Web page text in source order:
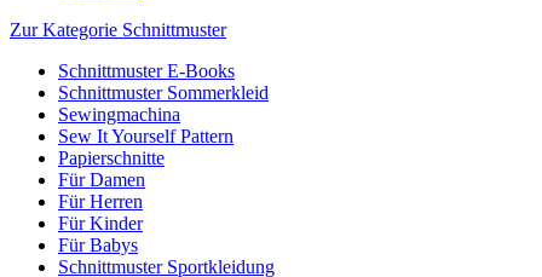
Zur Kategorie Schnittmuster
Schnittmuster E-Books
Schnittmuster Sommerkleid
Sewingmachina
Sew It Yourself Pattern
Papierschnitte
Für Damen
Für Herren
Für Kinder
Für Babys
Schnittmuster Sportkleidung